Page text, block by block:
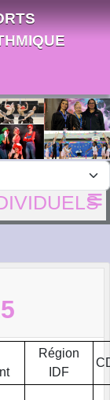
Région
IDF